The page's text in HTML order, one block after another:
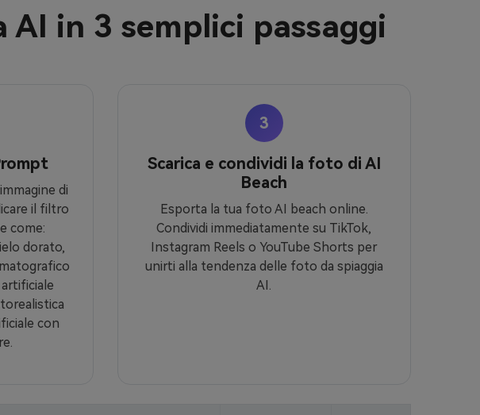
in 3 semplici passaggi
di
il filtro
come:
dorato,
artificiale
con
3
Scarica e condividi la foto di AI
Beach
Esporta la tua foto AI beach online.
Condividi immediatamente su TikTok,
Instagram Reels o YouTube Shorts per
unirti alla tendenza delle foto da spiaggia
AI.